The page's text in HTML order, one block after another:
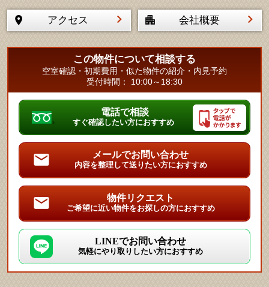
アクセス 会社概要
この物件について相談する
空室確認・初期費用・似た物件の紹介・内見予約
受付時間： 10:00～18:30
電話で相談
すぐ確認したい方におすすめ
メールでお問い合わせ
内容を整理して送りたい方におすすめ
物件リクエスト
ご希望に近い物件をお探しの方におすすめ
LINEでお問い合わせ
気軽にやり取りしたい方におすすめ